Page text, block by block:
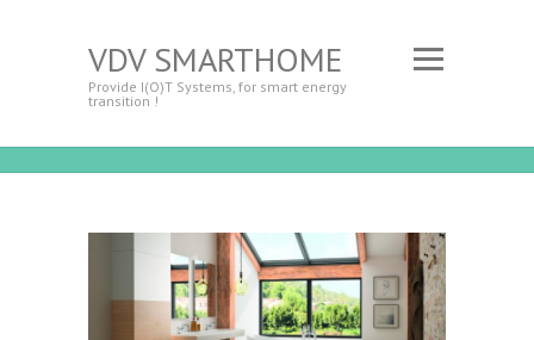
VDV SMARTHOME
Provide I(O)T Systems, for smart energy
transition !